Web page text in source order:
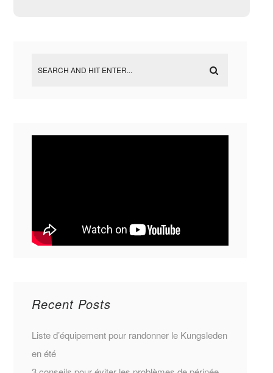
Recent Posts
Liste d’équipement pour randonner le Kungsleden
en été